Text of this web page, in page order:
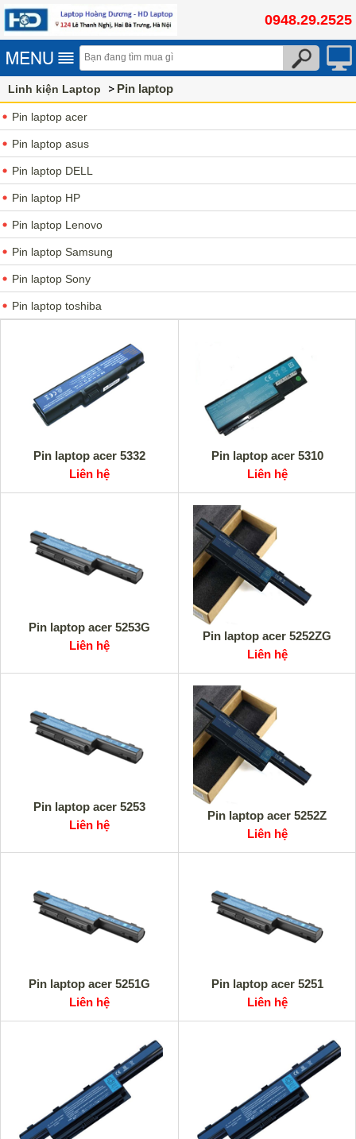
0948.29.2525
Linh kiện Laptop Pin laptop
Pin laptop acer
Pin laptop asus
Pin laptop DELL
Pin laptop HP
Pin laptop Lenovo
Pin laptop Samsung
Pin laptop Sony
Pin laptop toshiba
Pin laptop acer 5332
Liên hệ
Pin laptop acer 5310
Liên hệ
Pin laptop acer 5253G
Liên hệ
Pin laptop acer 5252ZG
Liên hệ
Pin laptop acer 5253
Liên hệ
Pin laptop acer 5252Z
Liên hệ
Pin laptop acer 5251G
Liên hệ
Pin laptop acer 5251
Liên hệ